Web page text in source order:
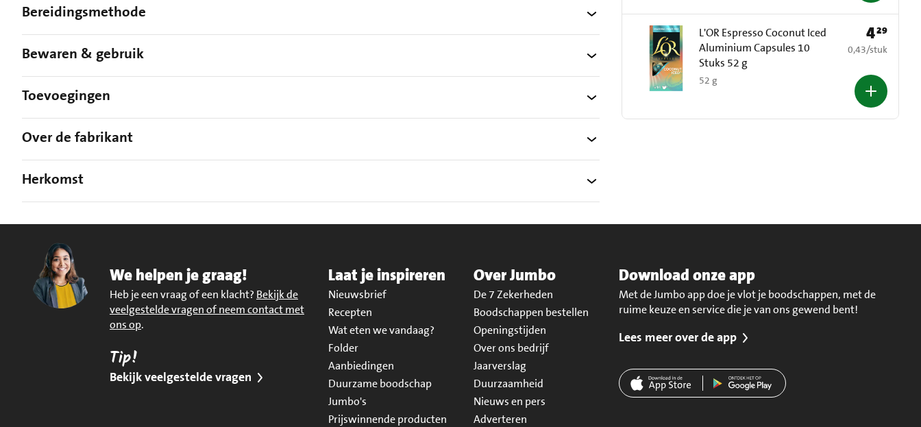
Bereidingsmethode
Bewaren & gebruik
Toevoegingen
Over de fabrikant
Herkomst
L'OR Espresso Coconut Iced
Aluminium Capsules 10
Stuks 52 g
52 g
Prijs: € 4,29
429
€ 0,43 per stuk
0,43/stuk
We helpen je graag!
Heb je een vraag of een klacht? Bekijk de
veelgestelde vragen of neem contact met
ons op.
Tip!
Bekijk veelgestelde vragen
Laat je inspireren
Nieuwsbrief
Recepten
Wat eten we vandaag?
Folder
Aanbiedingen
Duurzame boodschap
Jumbo's
Prijswinnende producten
Over Jumbo
De 7 Zekerheden
Boodschappen bestellen
Openingstijden
Over ons bedrijf
Jaarverslag
Duurzaamheid
Nieuws en pers
Adverteren
Download onze app
Met de Jumbo app doe je vlot je boodschappen, met de
ruime keuze en service die je van ons gewend bent!
Lees meer over de app